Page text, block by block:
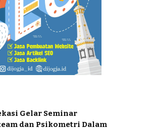
Gelar Seminar
dan Psikometri Dalam